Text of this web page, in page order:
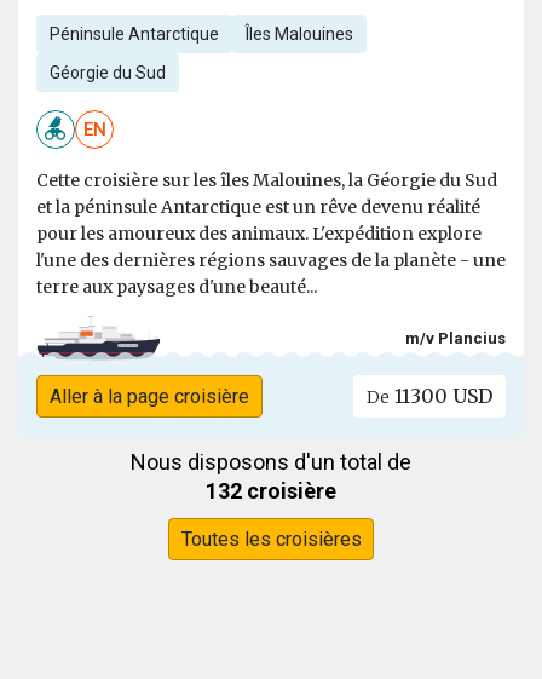
Péninsule Antarctique Îles Malouines
Géorgie du Sud
EN
Cette croisière sur les îles Malouines, la Géorgie du Sud
et la péninsule Antarctique est un rêve devenu réalité
pour les amoureux des animaux. L'expédition explore
l'une des dernières régions sauvages de la planète - une
terre aux paysages d'une beauté...
m/v Plancius
Aller à la page croisière De 11300 USD
Nous disposons d'un total de
132 croisière
Toutes les croisières